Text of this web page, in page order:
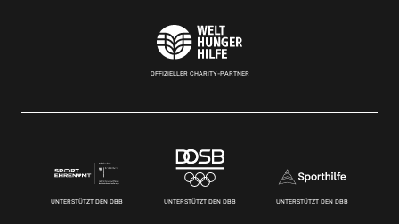
OFFIZIELLER CHARITY-PARTNER
UNTERSTÜTZT DEN DBB UNTERSTÜTZT DEN DBB UNTERSTÜTZT DEN DBB